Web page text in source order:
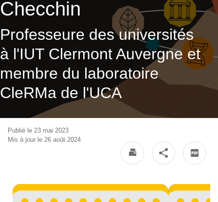
Checchin
Professeure des universités
à l'IUT Clermont Auvergne et
membre du laboratoire
CleRMa de l'UCA
Publié le 23 mai 2023
Mis à jour le 26 août 2024